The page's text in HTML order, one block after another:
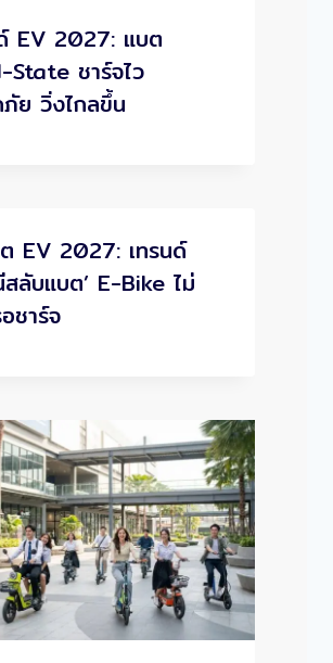
EV 2027: แบต
State ชาร์จไว
ย วิ่งไกลขึ้น
EV 2027: เทรนด์
สลับแบต’ E-Bike ไม่
ชาร์จ